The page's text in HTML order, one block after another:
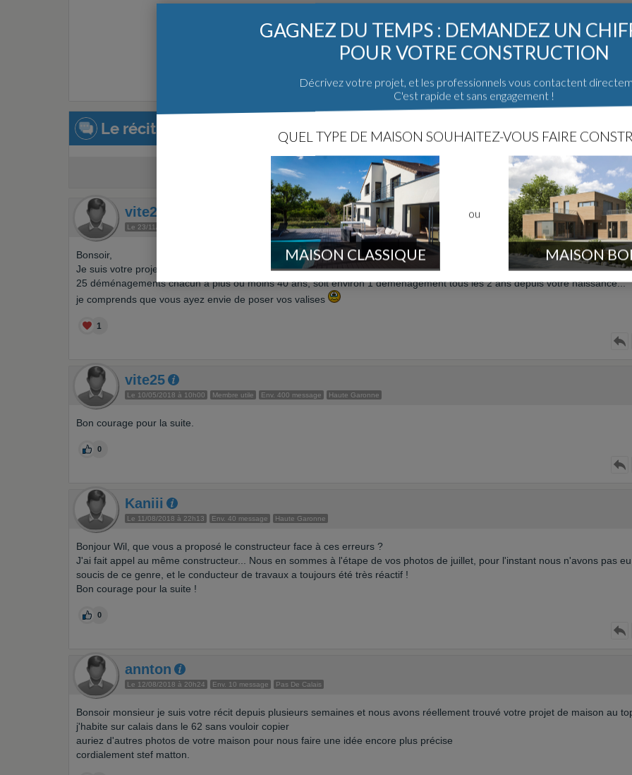
Le récit de la construction :
Créer un récit de construction Poster un message
vite25
Le 23/11/2017 à 19h01 Env. 400 message Haute Garonne
Bonsoir,
Je suis votre projet avec attention.
25 déménagements chacun à plus ou moins 40 ans, soit environ 1 déménagement tous les 2 ans depuis votre naissance...
je comprends que vous ayez envie de poser vos valises
1
vite25
Le 10/05/2018 à 10h00 Membre utile Env. 400 message Haute Garonne
Bon courage pour la suite.
0
Kaniii
Le 11/08/2018 à 22h13 Env. 40 message Haute Garonne
Bonjour Wil, que vous a proposé le constructeur face à ces erreurs ?
J'ai fait appel au même constructeur... Nous en sommes à l'étape de vos photos de juillet, pour l'instant nous n'avons pas
soucis de ce genre, et le conducteur de travaux a toujours été très réactif !
Bon courage pour la suite !
0
annton
Le 12/08/2018 à 20h24 Env. 10 message Pas De Calais
Bonsoir monsieur je suis votre récit depuis plusieurs semaines et nous avons réellement trouvé votre projet de maison au
j'habite sur calais dans le 62 sans vouloir copier
auriez d'autres photos de votre maison pour nous faire une idée encore plus précise
cordialement stef matton.
GAGNEZ DU TEMPS : DEMANDEZ UN
POUR VOTRE CONSTRUCTION
Décrivez votre projet, et les professionnels vous contactent
C'est rapide et sans engagement !
QUEL TYPE DE MAISON SOUHAITEZ-VOUS FAIRE
MAISON CLASSIQUE
ou
MAISON